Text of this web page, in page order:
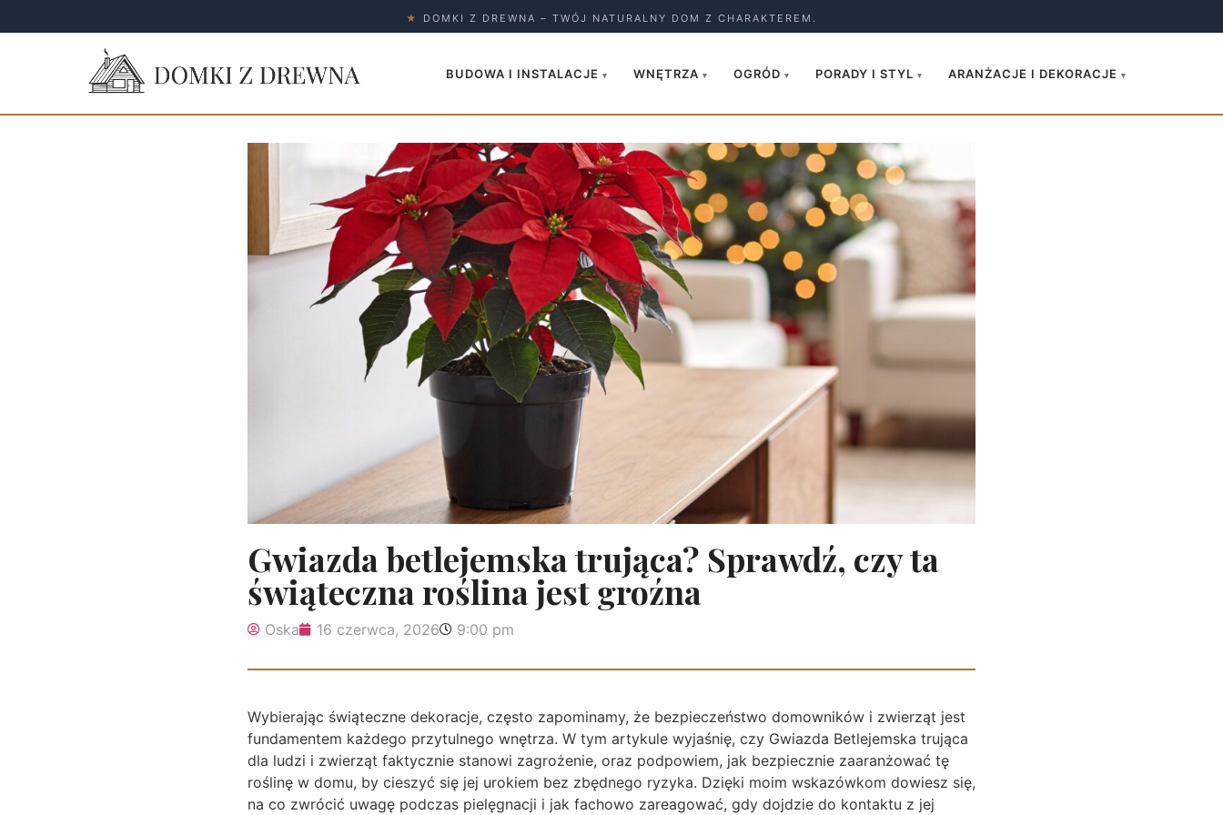
★ DOMKI Z DREWNA – TWÓJ NATURALNY DOM Z CHARAKTEREM.
BUDOWA I INSTALACJE ▾ WNĘTRZA ▾ OGRÓD ▾ PORADY I STYL ▾ ARANŻACJE I DEKORACJE ▾
Gwiazda betlejemska trująca? Sprawdź, czy ta
świąteczna roślina jest groźna
Oska 16 czerwca, 2026 9:00 pm
Wybierając świąteczne dekoracje, często zapominamy, że bezpieczeństwo domowników i zwierząt jest
fundamentem każdego przytulnego wnętrza. W tym artykule wyjaśnię, czy Gwiazda Betlejemska trująca
dla ludzi i zwierząt faktycznie stanowi zagrożenie, oraz podpowiem, jak bezpiecznie zaaranżować tę
roślinę w domu, by cieszyć się jej urokiem bez zbędnego ryzyka. Dzięki moim wskazówkom dowiesz się,
na co zwrócić uwagę podczas pielęgnacji i jak fachowo zareagować, gdy dojdzie do kontaktu z jej